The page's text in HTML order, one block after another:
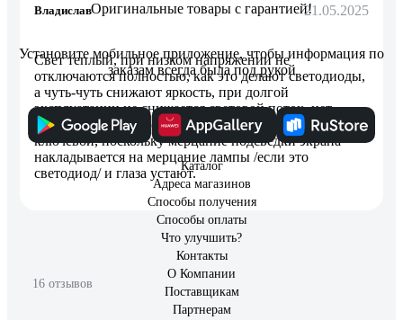
Владислав 21.05.2025
Свет теплый, при низком напряжении не
отключаются полностью, как это делают светодиоды,
а чуть-чуть снижают яркость, при долгой
эксплуатации не снижается световой поток, нет
стробоскопического эффекта (для меня этот фактор
ключевой, поскольку мерцание подсведки экрана
накладывается на мерцание лампы /если это
светодиод/ и глаза устают.
16 отзывов
Оригинальные товары с гарантией!
Установите мобильное приложение, чтобы информация по
заказам всегда была под рукой
Каталог
Адреса магазинов
Способы получения
Способы оплаты
Что улучшить?
Контакты
О Компании
Поставщикам
Партнерам